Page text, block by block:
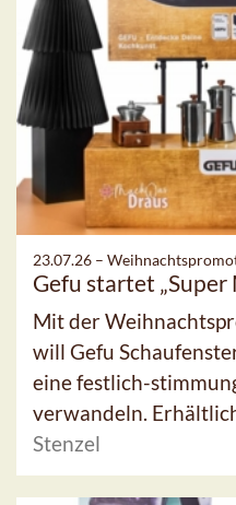
23.07.26 –
Gefu startet „Super
Mit der
will Gefu
eine festlich-
verwandeln.
Stenzel